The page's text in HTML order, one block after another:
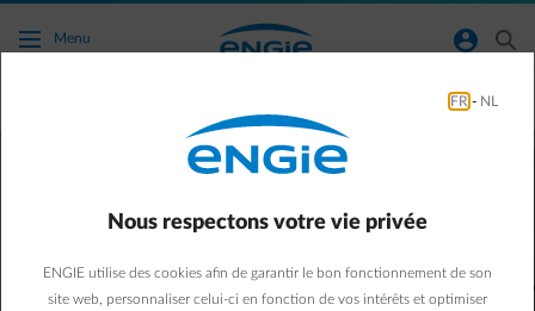
Accéder au contenu principal
Menu normal-account-circle search
Profitez encore plus de votre énergie
FR - NL
Nous respectons votre vie privée
ENGIE utilise des cookies afin de garantir le bon fonctionnement de son
site web, personnaliser celui-ci en fonction de vos intérêts et optimiser